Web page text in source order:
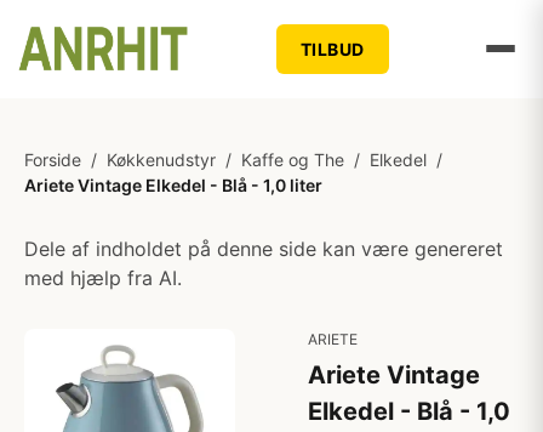
TILBUD
Forside / Køkkenudstyr / Kaffe og The / Elkedel /
Ariete Vintage Elkedel - Blå - 1,0 liter
Dele af indholdet på denne side kan være genereret
med hjælp fra AI.
ARIETE
Ariete Vintage
Elkedel - Blå - 1,0